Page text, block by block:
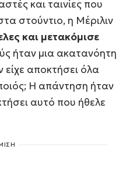
και ταινίες που
στούντιο, η Μέριλιν
και μετακόμισε
ήταν μια ακατανόητη
είχε αποκτήσει όλα
Η απάντηση ήταν
αυτό που ήθελε